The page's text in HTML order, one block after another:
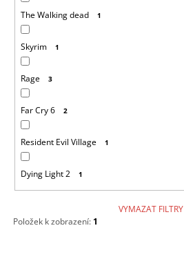
The Walking dead 1
Skyrim 1
Rage 3
Far Cry 6 2
Resident Evil Village 1
Dying Light 2 1
VYMAZAT FILTRY
Položek k zobrazení: 1